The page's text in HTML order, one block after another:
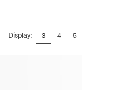
Display: 3 4 5